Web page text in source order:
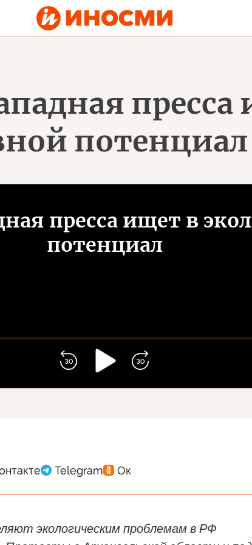
пресса
потенциал
пресса ищет в
потенциал
экологическим проблемам в РФ